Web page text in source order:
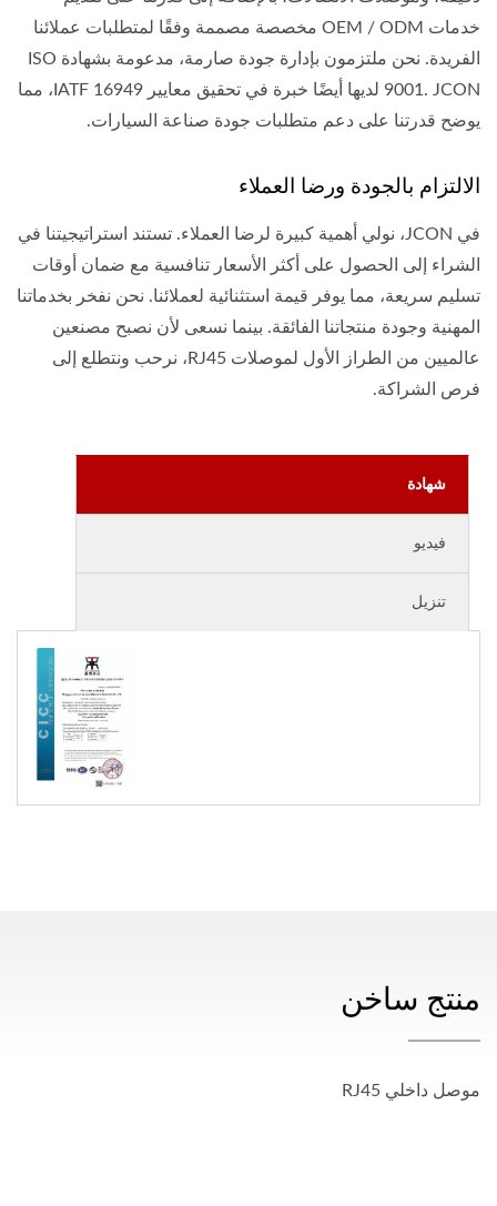
خدمات OEM / ODM مخصصة مصممة وفقًا لمتطلبات عملائنا
الفريدة. نحن ملتزمون بإدارة جودة صارمة، مدعومة بشهادة ISO
9001. JCON لديها أيضًا خبرة في تحقيق معايير IATF 16949، مما
يوضح قدرتنا على دعم متطلبات جودة صناعة السيارات.
الالتزام بالجودة ورضا العملاء
في JCON، نولي أهمية كبيرة لرضا العملاء. تستند استراتيجيتنا في
الشراء إلى الحصول على أكثر الأسعار تنافسية مع ضمان أوقات
تسليم سريعة، مما يوفر قيمة استثنائية لعملائنا. نحن نفخر بخدماتنا
المهنية وجودة منتجاتنا الفائقة. بينما نسعى لأن نصبح مصنعين
عالميين من الطراز الأول لموصلات RJ45، نرحب ونتطلع إلى
فرص الشراكة.
شهادة
فيديو
تنزيل
منتج ساخن
موصل داخلي RJ45